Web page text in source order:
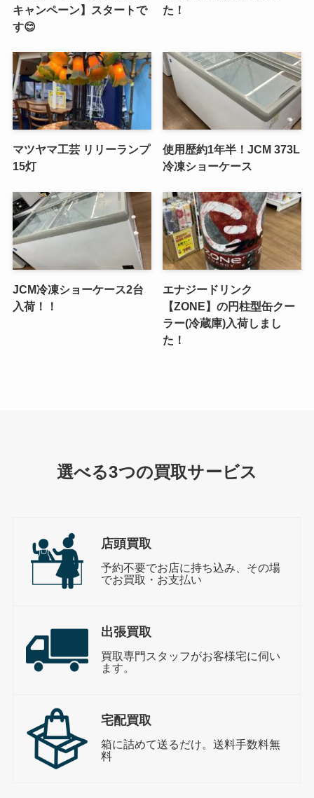
キャンペーン】スタートで
す😊
た！
マツヤマ工芸 リリーランプ
15灯
使用歴約1年半！JCM 373L
冷凍ショーケース
JCM冷凍ショーケース2台
入荷！！
エナジードリンク
【ZONE】の円柱型缶クー
ラー(冷蔵庫)入荷しまし
た！
選べる3つの買取サービス
店頭買取
予約不要でお店に持ち込み、その場
でお買取・お支払い
出張買取
買取専門スタッフがお客様宅に伺い
ます。
宅配買取
箱に詰めて送るだけ。送料手数料無
料